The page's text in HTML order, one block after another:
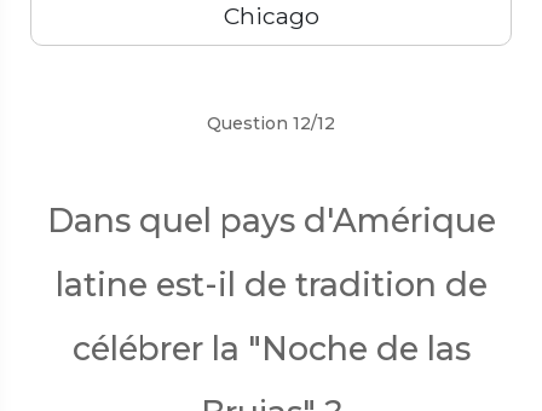
Chicago
Précédent Suivant
Question 12/12
Dans quel pays d'Amérique
latine est-il de tradition de
célébrer la "Noche de las